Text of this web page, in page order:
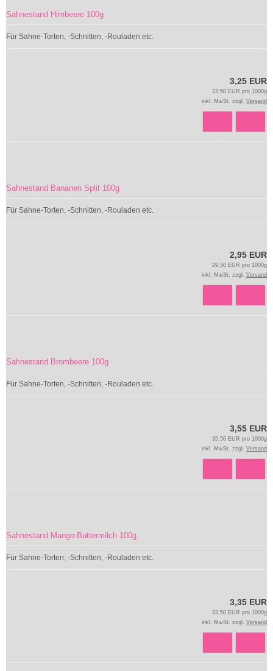
Sahnestand Himbeere 100g
Für Sahne-Torten, -Schnitten, -Rouladen etc.
3,25 EUR
32,50 EUR pro 1000g
inkl. MwSt. zzgl. Versand
Sahnestand Bananen Split 100g
Für Sahne-Torten, -Schnitten, -Rouladen etc.
2,95 EUR
29,50 EUR pro 1000g
inkl. MwSt. zzgl. Versand
Sahnestand Brombeere 100g
Für Sahne-Torten, -Schnitten, -Rouladen etc.
3,55 EUR
35,50 EUR pro 1000g
inkl. MwSt. zzgl. Versand
Sahnestand Mango-Buttermilch 100g
Für Sahne-Torten, -Schnitten, -Rouladen etc.
3,35 EUR
33,50 EUR pro 1000g
inkl. MwSt. zzgl. Versand